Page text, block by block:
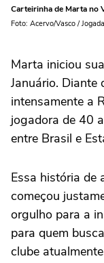
Carteirinha de Marta no
Foto: Acervo/Vasco /
Marta iniciou
Januário. Diante
intensamente a
jogadora de 40
entre Brasil e
Essa história de
começou
orgulho para a
para quem
clube